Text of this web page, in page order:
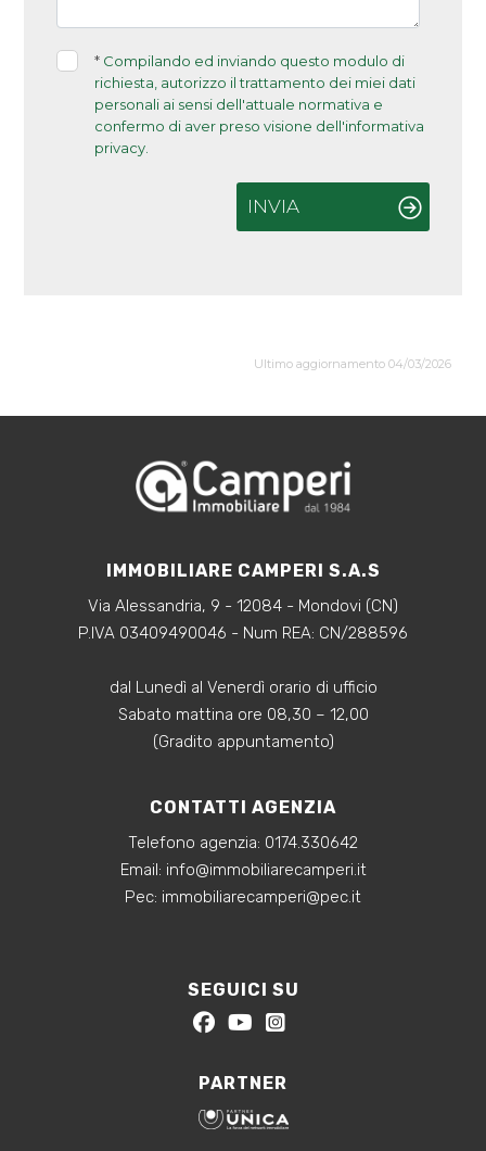
* Compilando ed inviando questo modulo di
richiesta, autorizzo il trattamento dei miei dati
personali ai sensi dell'attuale normativa e
confermo di aver preso visione dell'informativa
privacy.
INVIA
Ultimo aggiornamento 04/03/2026
IMMOBILIARE CAMPERI S.A.S
Via Alessandria, 9 - 12084 - Mondovi (CN)
P.IVA 03409490046 - Num REA: CN/288596
dal Lunedì al Venerdì orario di ufficio
Sabato mattina ore 08,30 – 12,00
(Gradito appuntamento)
CONTATTI AGENZIA
Telefono agenzia: 0174.330642
‍Email: info@immobiliarecamperi.it
‍Pec: immobiliarecamperi@pec.it
SEGUICI SU
PARTNER